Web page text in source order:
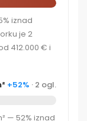
iznad
je 2
412.000 € i
+52% · 2 ogl.
— 52% iznad